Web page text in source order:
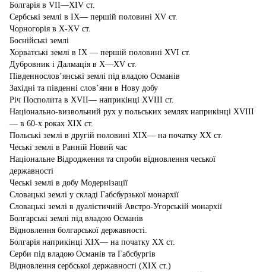
Болгарія в VII—XIV ст.
Сербські землі в IX— першій половині XV ст.
Чорногорія в Х-ХV ст.
Боснійські землі
Хорватські землі в IX — першій половині XVI ст.
Дубровник і Далмація в X—XV ст.
Південнослов’янські землі під владою Османів
Західні та південні слов’яни в Нову добу
Річ Посполита в XVII— наприкінці XVIII ст.
Національно-визвольний рух у польських землях наприкінці XVIII
— в 60-х роках XIX ст.
Польські землі в другій половині XIX— на початку XX ст.
Чеські землі в Ранній Новий час
Національне Відродження та спроби відновлення чеської
державності
Чеські землі в добу Модернізації
Словацькі землі у складі Габсбурзької монархії
Словацькі землі в дуалістичній Австро-Угорській монархії
Болгарські землі під владою Османів
Відновлення болгарської державності.
Болгарія наприкінці XIX— на початку XX ст.
Серби під владою Османів та Габсбургів
Відновлення сербської державності (XIX ст.)